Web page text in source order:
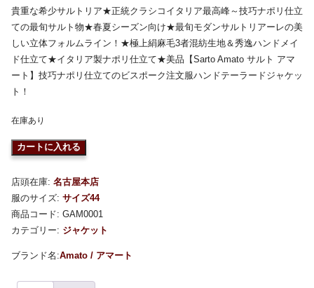
貴重な希少サルトリア★正統クラシコイタリア最高峰～技巧ナポリ仕立
ての最旬サルト物★春夏シーズン向け★最旬モダンサルトリアーレの美
しい立体フォルムライン！★極上絹麻毛3者混紡生地＆秀逸ハンドメイ
ド仕立て★イタリア製ナポリ仕立て★美品【Sarto Amato サルト アマ
ート】技巧ナポリ仕立てのビスポーク注文服ハンドテーラードジャケッ
ト！
在庫あり
カートに入れる
店頭在庫: 名古屋本店
服のサイズ: サイズ44
商品コード: GAM0001
カテゴリー: ジャケット
Amato / アマート